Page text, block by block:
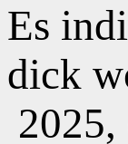
Es
dick